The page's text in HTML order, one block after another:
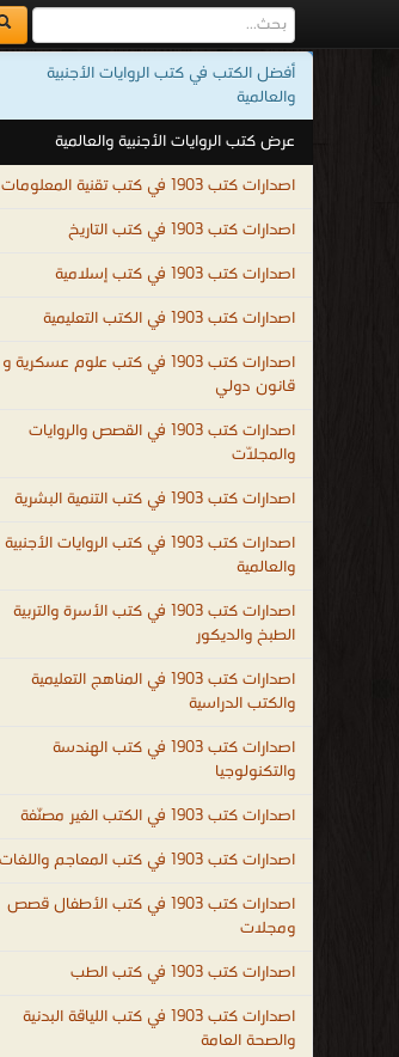
أفضل الكتب في كتب الروايات الأجنبية
والعالمية
عرض كتب الروايات الأجنبية والعالمية
اصدارات كتب 1903 في كتب تقنية المعلومات
اصدارات كتب 1903 في كتب التاريخ
اصدارات كتب 1903 في كتب إسلامية
اصدارات كتب 1903 في الكتب التعليمية
اصدارات كتب 1903 في كتب علوم عسكرية و
قانون دولي
اصدارات كتب 1903 في القصص والروايات
والمجلّات
اصدارات كتب 1903 في كتب التنمية البشرية
اصدارات كتب 1903 في كتب الروايات الأجنبية
والعالمية
اصدارات كتب 1903 في كتب الأسرة والتربية
الطبخ والديكور
اصدارات كتب 1903 في المناهج التعليمية
والكتب الدراسية
اصدارات كتب 1903 في كتب الهندسة
والتكنولوجيا
اصدارات كتب 1903 في الكتب الغير مصنّفة
اصدارات كتب 1903 في كتب المعاجم واللغات
اصدارات كتب 1903 في كتب الأطفال قصص
ومجلات
اصدارات كتب 1903 في كتب الطب
اصدارات كتب 1903 في كتب اللياقة البدنية
والصحة العامة